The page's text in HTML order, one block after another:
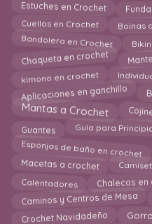
Estuches en Crochet
Cuellos en Crochet Boinas
Bandolera en Crochet
Chaqueta en crochet
kimono en crochet
Aplicaciones en ganchillo
Mantas a Crochet
Guantes Guía para
Esponjas de baño en crochet
Macetas a crochet
Calentadores Chalecos
Caminos y Centros de Mesa
Crochet Navidadeño